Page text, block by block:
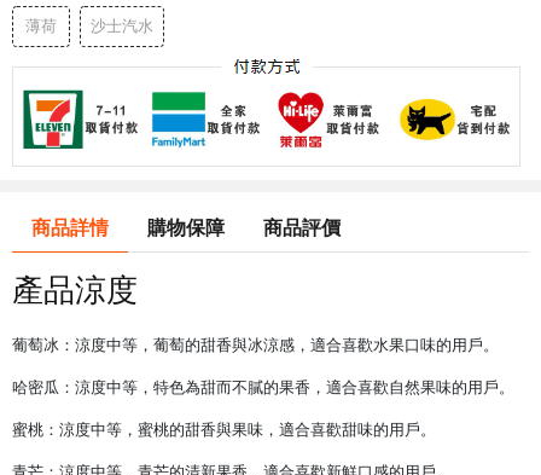
薄荷 沙士汽水
商品詳情 購物保障 商品評價
產品涼度
葡萄冰：涼度中等，葡萄的甜香與冰涼感，適合喜歡水果口味的用戶。
哈密瓜：涼度中等，特色為甜而不膩的果香，適合喜歡自然果味的用戶。
蜜桃：涼度中等，蜜桃的甜香與果味，適合喜歡甜味的用戶。